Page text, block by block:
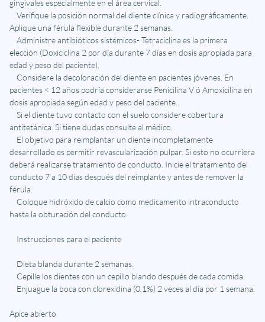
gingivales especialmente en el área cervical.
Verifique la posición normal del diente clínica y radiográficamente.
Aplique una férula flexible durante 2 semanas.
Administre antibióticos sistémicos- Tetraciclina es la primera
elección (Doxiciclina 2 por día durante 7 días en dosis apropiada para
edad y peso del paciente).
Considere la decoloración del diente en pacientes jóvenes. En
pacientes < 12 años podría considerarse Penicilina V ó Amoxicilina en
dosis apropiada según edad y peso del paciente.
Si el diente tuvo contacto con el suelo considere cobertura
antitetánica. Si tiene dudas consulte al médico.
El objetivo para reimplantar un diente incompletamente
desarrollado es permitir revascularización pulpar. Si esto no ocurriera
deberá realizarse tratamiento de conducto. Inicie el tratamiento del
conducto 7 a 10 días después del reimplante y antes de remover la
férula.
Coloque hidróxido de calcio como medicamento intraconducto
hasta la obturación del conducto.
Instrucciones para el paciente
Dieta blanda durante 2 semanas.
Cepille los dientes con un cepillo blando después de cada comida.
Enjuague la boca con clorexidina (0.1%) 2 veces al día por 1 semana.
Apice abierto